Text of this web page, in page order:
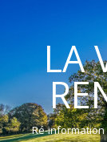
LA
Ré-